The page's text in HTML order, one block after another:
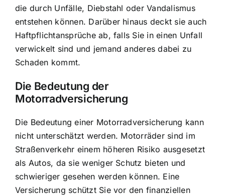
die durch Unfälle, Diebstahl oder Vandalismus
entstehen können. Darüber hinaus deckt sie auch
Haftpflichtansprüche ab, falls Sie in einen Unfall
verwickelt sind und jemand anderes dabei zu
Schaden kommt.
Die Bedeutung der
Motorradversicherung
Die Bedeutung einer Motorradversicherung kann
nicht unterschätzt werden. Motorräder sind im
Straßenverkehr einem höheren Risiko ausgesetzt
als Autos, da sie weniger Schutz bieten und
schwieriger gesehen werden können. Eine
Versicherung schützt Sie vor den finanziellen